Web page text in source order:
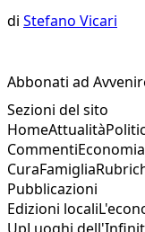
di Stefano Vicari
Abbonati ad
Sezioni del sito
HomeAttualità
CommentiEconomia
CuraFamiglia
Pubblicazioni
Edizioni locali